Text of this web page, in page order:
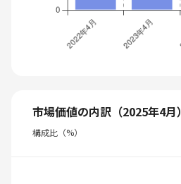
市場価値の内訳（2025年4月）
構成比（%）